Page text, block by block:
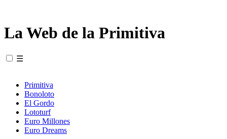
La Web de la Primitiva
☰
Primitiva
Bonoloto
El Gordo
Lototurf
Euro Millones
Euro Dreams